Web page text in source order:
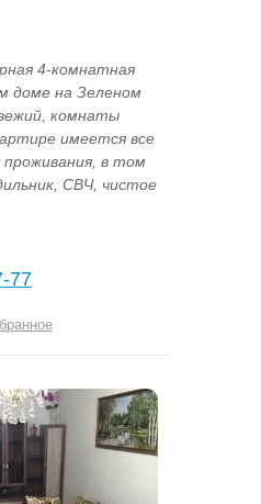
4-комнатная
доме на Зеленом
комнаты
имеется все
проживания, в том
СВЧ, чистое
77